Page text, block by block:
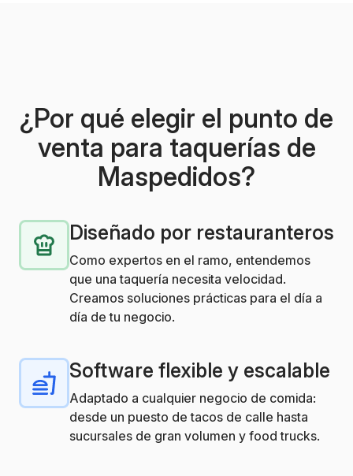
¿Por qué elegir el punto de
venta para taquerías de
Maspedidos?
Diseñado por restauranteros
Como expertos en el ramo, entendemos
que una taquería necesita velocidad.
Creamos soluciones prácticas para el día a
día de tu negocio.
Software flexible y escalable
Adaptado a cualquier negocio de comida:
desde un puesto de tacos de calle hasta
sucursales de gran volumen y food trucks.